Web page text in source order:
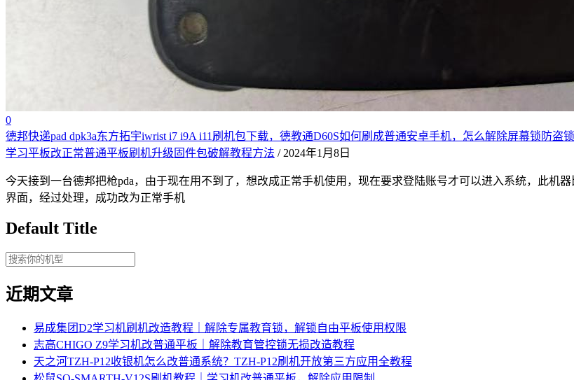
0
德邦快递pad dpk3a东方拓宇iwrist i7 i9A i11刷机包下载，德教通D60S如何刷成普通安卓手机，怎么解除屏幕锁防盗锁
学习平板改正常普通平板刷机升级固件包破解教程方法 / 2024年1月8日
今天接到一台德邦把枪pda，由于现在用不到了，想改成正常手机使用，现在要求登陆账号才可以进入系统，此机
界面，经过处理，成功改为正常手机
Default Title
近期文章
易成集团D2学习机刷机改造教程｜解除专属教育锁，解锁自由平板使用权限
志高CHIGO Z9学习机改普通平板｜解除教育管控锁无损改造教程
天之河TZH-P12收银机怎么改普通系统？TZH-P12刷机开放第三方应用全教程